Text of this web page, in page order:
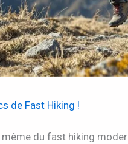
de Fast Hiking !
du fast hiking